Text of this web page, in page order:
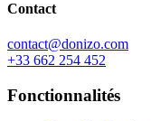
Contact
contact@donizo.com
+33 662 254 452
Fonctionnalités